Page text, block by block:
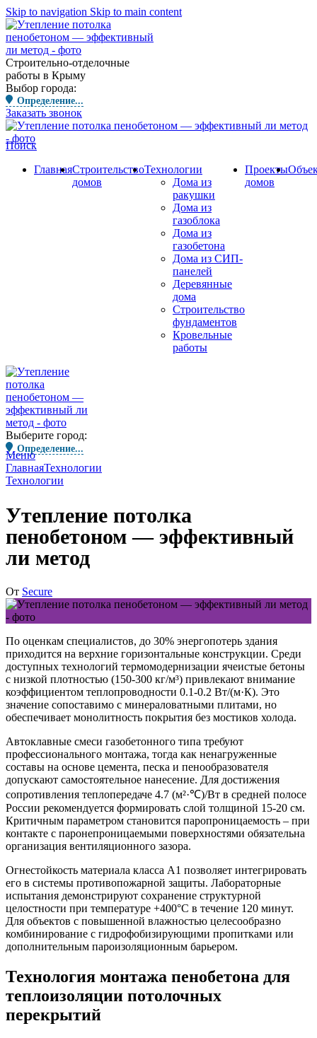
Skip to navigation Skip to main content
Строительно-отделочные
работы в Крыму
Выбор города:
Определение...
Заказать звонок
Поиск
ГлавнаяСтроительство
домов
Технологии
Дома из
ракушки
Дома из
газоблока
Дома из
газобетона
Дома из СИП-
панелей
Деревянные
дома
Строительство
фундаментов
Кровельные
работы
Проекты
домов
Выберите город:
Определение...
Меню
ГлавнаяТехнологии
Технологии
Утепление потолка
пенобетоном — эффективный
ли метод
От Secure
По оценкам специалистов, до 30% энергопотерь здания
приходится на верхние горизонтальные конструкции. Среди
доступных технологий термомодернизации ячеистые бетоны
с низкой плотностью (150-300 кг/м³) привлекают внимание
коэффициентом теплопроводности 0.1-0.2 Вт/(м·К). Это
значение сопоставимо с минераловатными плитами, но
обеспечивает монолитность покрытия без мостиков холода.
Автоклавные смеси газобетонного типа требуют
профессионального монтажа, тогда как ненагруженные
составы на основе цемента, песка и пенообразователя
допускают самостоятельное нанесение. Для достижения
сопротивления теплопередаче 4.7 (м²·℃)/Вт в средней полосе
России рекомендуется формировать слой толщиной 15-20 см.
Критичным параметром становится паропроницаемость – при
контакте с паронепроницаемыми поверхностями обязательна
организация вентиляционного зазора.
Огнестойкость материала класса А1 позволяет интегрировать
его в системы противопожарной защиты. Лабораторные
испытания демонстрируют сохранение структурной
целостности при температуре +400°С в течение 120 минут.
Для объектов с повышенной влажностью целесообразно
комбинирование с гидрофобизирующими пропитками или
дополнительным пароизоляционным барьером.
Технология монтажа пенобетона для
теплоизоляции потолочных
перекрытий